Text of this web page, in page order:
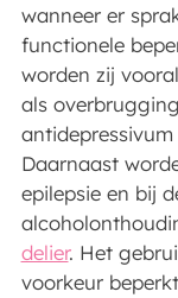
wanneer er
functionele
worden zij
als
Daarnaast
epilepsie en bij
delier. Het
voorkeur